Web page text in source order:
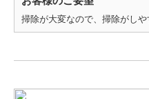
掃除が大変なので、掃除がしや